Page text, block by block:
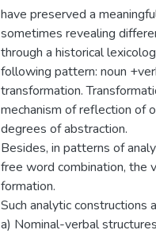
have preserved a
sometimes revealing
through a historical
following pattern: noun
transformation.
mechanism of reflection of
degrees of abstraction.
Besides, in patterns of
free word combination, the
formation.
Such analytic constructions
a) Nominal-verbal